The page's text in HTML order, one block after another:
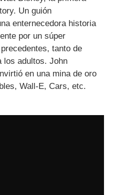
Un guión
enternecedora historia
por un súper
tanto de
los adultos. John
en una mina de oro
Wall-E, Cars, etc.